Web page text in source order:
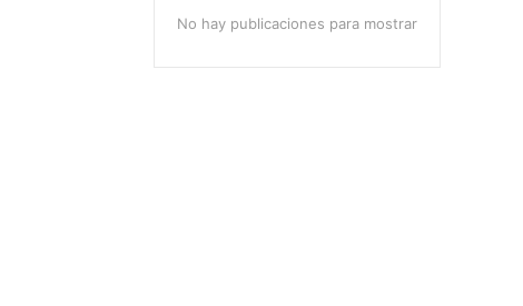
No hay publicaciones para mostrar